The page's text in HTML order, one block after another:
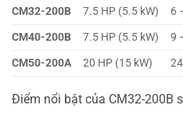
CM32-200B
7.5 HP (5.5 kW) 6
CM40-200B
7.5 HP (5.5 kW) 9
CM50-200A
20 HP (15 kW)
Điểm nổi bật của CM32-200B